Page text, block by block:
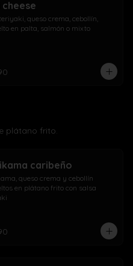
cheese
queso crema, cebollín,
en palta, salmón o mixto
plátano frito.
caribeño
queso crema y cebollín
en plátano frito con salsa